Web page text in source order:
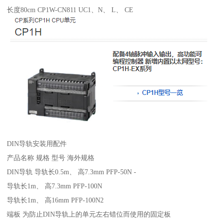
长度80cm CP1W-CN811 UC1、N、 L、 CE
DIN导轨安装用配件
产品名称 规格 型号 海外规格
DIN导轨 导轨长0.5m、 高7.3mm PFP-50N -
导轨长1m、 高7.3mm PFP-100N
导轨长1m、 高16mm PFP-100N2
端板 为防止DIN导轨上的单元左右错位而使用的固定板